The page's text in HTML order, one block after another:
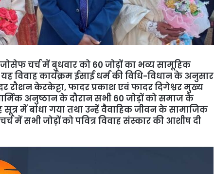
चर्च में बुधवार को 60 जोड़ों का भव्य सामूहिक
विवाह कार्यक्रम ईसाई धर्म की विधि-विधान के अनुसार
केरकेट्टा, फादर प्रकाश एवं फादर दिगेश्वर मुख्य
अनुष्ठान के दौरान सभी 60 जोड़ों को समाज के
में बांधा गया तथा उन्हें वैवाहिक जीवन के सामाजिक
में सभी जोड़ों को पवित्र विवाह संस्कार की आशीष दी